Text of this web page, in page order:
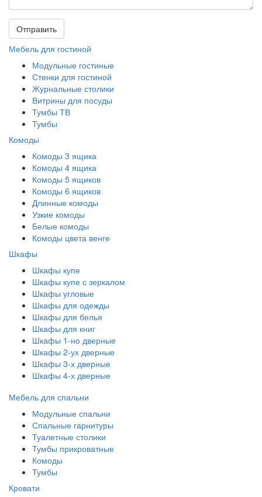
Отправить
Мебель для гостиной
Модульные гостиные
Стенки для гостиной
Журнальные столики
Витрины для посуды
Тумбы ТВ
Тумбы
Комоды
Комоды 3 ящика
Комоды 4 ящика
Комоды 5 ящиков
Комоды 6 ящиков
Длинные комоды
Узкие комоды
Белые комоды
Комоды цвета венге
Шкафы
Шкафы купе
Шкафы купе с зеркалом
Шкафы угловые
Шкафы для одежды
Шкафы для белья
Шкафы для книг
Шкафы 1-но дверные
Шкафы 2-ух дверные
Шкафы 3-х дверные
Шкафы 4-х дверные
Мебель для спальни
Модульные спальни
Спальные гарнитуры
Туалетные столики
Тумбы прикроватные
Комоды
Тумбы
Кровати